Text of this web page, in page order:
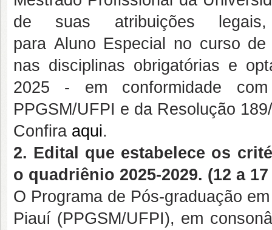
de suas atribuições
para Aluno Especial no curso
nas disciplinas obrigatórias e
2025 - em conformidade
PPGSM/UFPI e da Resolução
Confira aqui.
2. Edital que estabelece os
o quadriênio 2025-2029. (12 a
O Programa de Pós-graduação
Piauí (PPGSM/UFPI), em